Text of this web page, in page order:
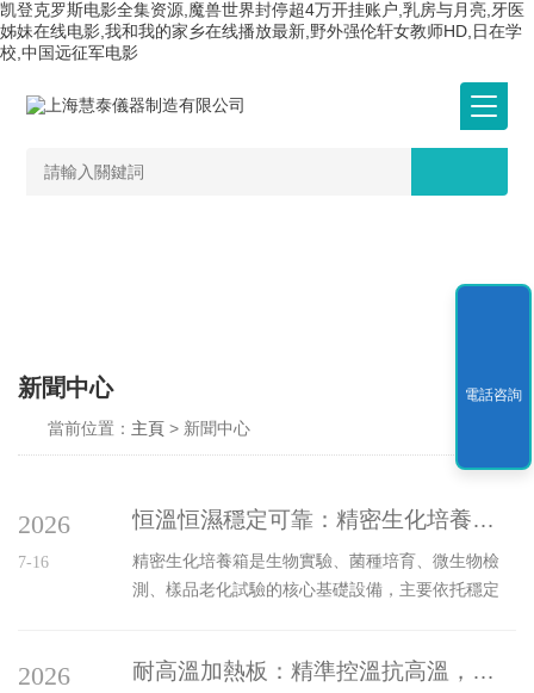
凯登克罗斯电影全集资源,魔兽世界封停超4万开挂账户,乳房与月亮,牙医
姊妹在线电影,我和我的家乡在线播放最新,野外强伦轩女教师HD,日在学
校,中国远征军电影
新聞中心
當前位置： 主頁 > 新聞中心
恒溫恒濕穩定可靠：精密生化培養箱性能優勢與使用規范
精密生化培養箱是生物實驗、菌種培育、微生物檢
測、樣品老化試驗的核心基礎設備，主要依托穩定
化驗、環境監測、科研實驗室等領域，實驗數據的
2026
7-16
耐高溫加熱板：精準控溫抗高溫，適配工業加熱需求
2026
電話咨詢